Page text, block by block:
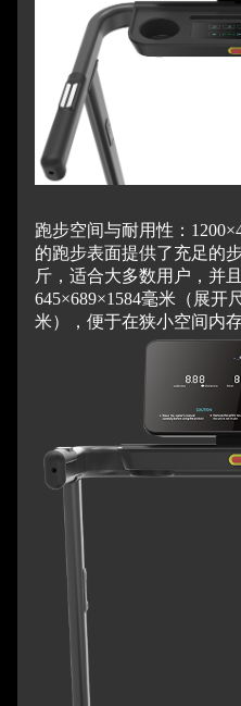
跑步空间与耐用性：
的跑步表面提供了充足的
斤，适合大多数用户，并
645×689×1584毫米（展开
米），便于在狭小空间内存